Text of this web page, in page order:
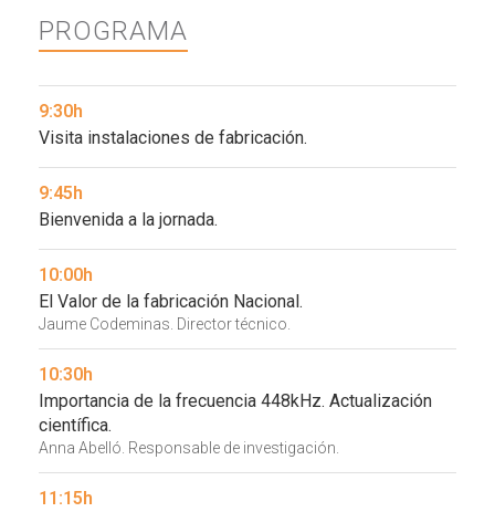
PROGRAMA
9:30h
Visita instalaciones de fabricación.
9:45h
Bienvenida a la jornada.
10:00h
El Valor de la fabricación Nacional.
Jaume Codeminas. Director técnico.
10:30h
Importancia de la frecuencia 448kHz. Actualización
científica.
Anna Abelló. Responsable de investigación.
11:15h